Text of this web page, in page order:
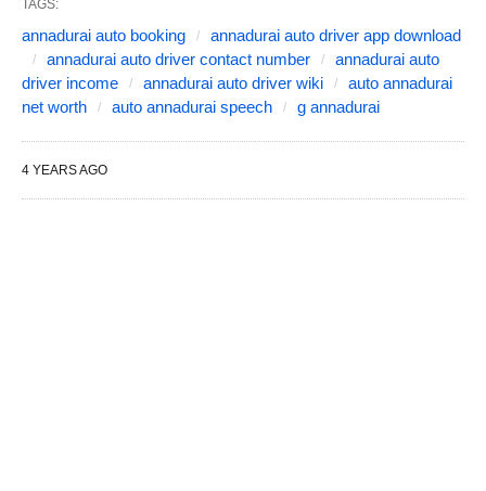
TAGS:
annadurai auto booking
annadurai auto driver app download
annadurai auto driver contact number
annadurai auto
driver income
annadurai auto driver wiki
auto annadurai
net worth
auto annadurai speech g annadurai
4 YEARS AGO